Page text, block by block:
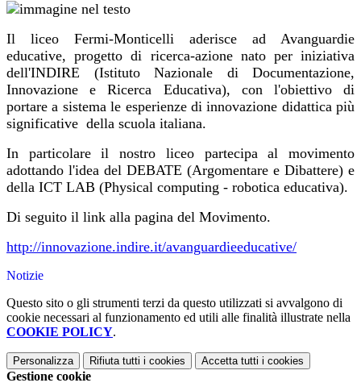
Il liceo Fermi-Monticelli aderisce ad Avanguardie
educative, progetto di ricerca-azione nato per iniziativa
dell'INDIRE (Istituto Nazionale di Documentazione,
Innovazione e Ricerca Educativa), con l'obiettivo di
portare a sistema le esperienze di innovazione didattica più
significative della scuola italiana.
In particolare il nostro liceo partecipa al movimento
adottando l'idea del DEBATE (Argomentare e Dibattere) e
della ICT LAB (Physical computing - robotica educativa).
Di seguito il link alla pagina del Movimento.
http://innovazione.indire.it/avanguardieeducative/
Notizie
Questo sito o gli strumenti terzi da questo utilizzati si avvalgono di
cookie necessari al funzionamento ed utili alle finalità illustrate nella
COOKIE POLICY.
Personalizza Rifiuta tutti i cookies Accetta tutti i cookies
Gestione cookie